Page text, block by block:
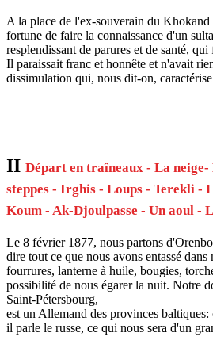
A la place de l'ex-souverain du Khokand
fortune de faire la connaissance d'un
resplendissant de parures et de santé,
Il paraissait franc et honnête et n'avait
dissimulation qui, nous dit-on,
II Départ en traîneaux - La
steppes - Irghis - Loups - Terekli -
Koum - Ak-Djoulpasse - Un aoul -
Le 8 février 1877, nous partons
dire tout ce que nous avons entassé
fourrures, lanterne à huile, bougies,
possibilité de nous égarer la nuit. Notre
Saint-Pétersbourg,
est un Allemand des provinces baltiques:
il parle le russe, ce qui nous sera d'un